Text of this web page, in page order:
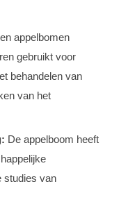
appelbomen
gebruikt voor
behandelen van
van het
De appelboom heeft
studies van